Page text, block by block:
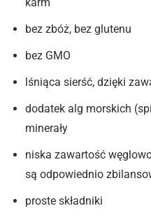
bez zbóż, bez glutenu
bez GMO
lśniąca sierść, dzięki
dodatek alg morskich
minerały
niska zawartość
są odpowiednio
proste składniki